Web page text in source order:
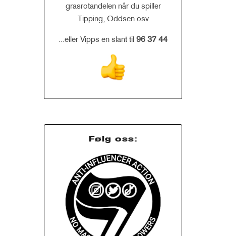
grasrotandelen når du spiller
Tipping, Oddsen osv
...eller Vipps en slant til 96 37 44
Følg oss: